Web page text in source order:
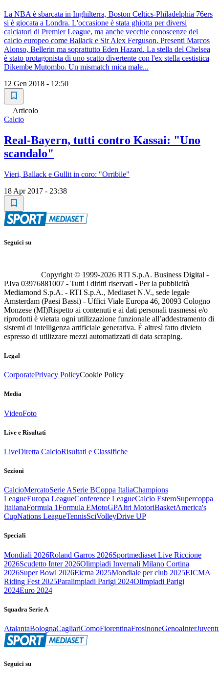
La NBA è sbarcata in Inghilterra, Boston Celtics-Philadelphia 76ers
si è giocata a Londra. L'occasione è stata ghiotta per diversi
calciatori di Premier League, ma anche vecchie conoscenze del
calcio europeo come Ballack e Sir Alex Ferguson. Presenti Marcos
Alonso, Bellerin ma soprattutto Eden Hazard. La stella del Chelsea
è stato protagonista di uno scatto divertente con l'ex stella cestistica
Dikembe Mutombo. Un mismatch mica male...
12 Gen 2018 - 12:50
Articolo
Calcio
Real-Bayern, tutti contro Kassai: "Uno
scandalo"
Vieri, Ballack e Gullit in coro: "Orribile"
18 Apr 2017 - 23:38
Seguici su
Copyright © 1999-2026 RTI S.p.A. Business Digital -
P.Iva 03976881007 - Tutti i diritti riservati - Per la pubblicità
Mediamond S.p.A. - RTI S.p.A., Mediaset N.V., sede legale
Amsterdam (Paesi Bassi) - Uffici Viale Europa 46, 20093 Cologno
Monzese (MI)Rispetto ai contenuti e ai dati personali trasmessi e/o
riprodotti è vietata ogni utilizzazione funzionale all’addestramento di
sistemi di intelligenza artificiale generativa. È altresì fatto divieto
espresso di utilizzare mezzi automatizzati di data scraping.
Legal
CorporatePrivacy PolicyCookie Policy
Media
VideoFoto
Live e Risultati
LiveDiretta CalcioRisultati e Classifiche
Sezioni
CalcioMercatoSerie ASerie BCoppa ItaliaChampions
LeagueEuropa LeagueConference LeagueCalcio EsteroSupercoppa
ItalianaFormula 1Formula EMotoGPAltri MotoriBasketAmerica's
CupNations LeagueTennisSciVolleyDrive UP
Speciali
Mondiali 2026Roland Garros 2026Sportmediaset Live Riccione
2026Scudetto Inter 2026Olimpiadi Invernali Milano Cortina
2026Super Bowl 2026Eicma 2025Mondiale per club 2025EICMA
Riding Fest 2025Paralimpiadi Parigi 2024Olimpiadi Parigi
2024Euro 2024
Squadra Serie A
AtalantaBolognaCagliariComoFiorentinaFrosinoneGenoaInter
Seguici su